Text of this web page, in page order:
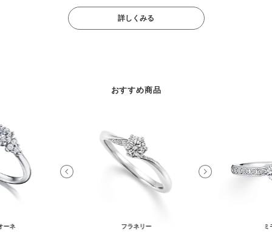
詳しくみる
おすすめ商品
ーネ フラネリー ミ